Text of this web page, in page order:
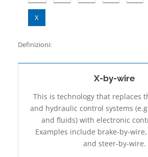
X
Definizioni:
X-by-wire
This is technology that replaces
and hydraulic control systems
and fluids) with electronic
Examples include brake-by-
and steer-by-wire.